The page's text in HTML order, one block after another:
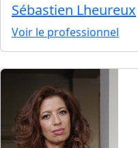
Sébastien Lheureux
Voir le professionnel